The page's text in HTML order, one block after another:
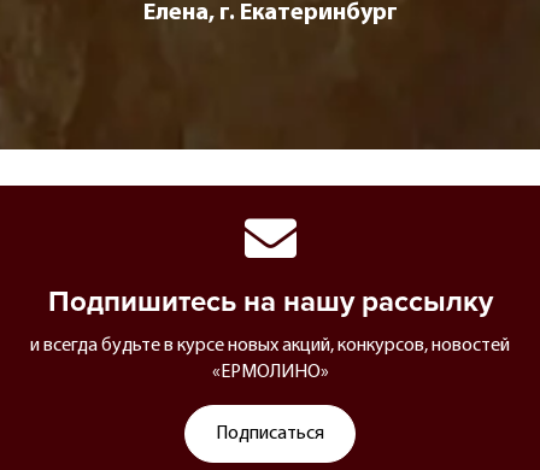
Елена, г. Екатеринбург
Подпишитесь на нашу рассылку
и всегда будьте в курсе новых акций, конкурсов, новостей
«ЕРМОЛИНО»
Подписаться